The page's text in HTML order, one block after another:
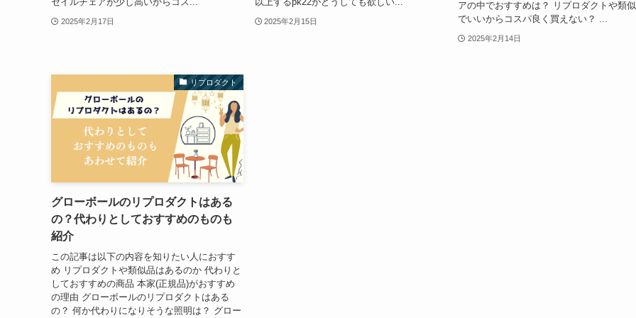
2025年2月17日 2025年2月15日
アの中でおすすめは？ リプロダクトや類
でいいからコスパ良く買えない？ ...
2025年2月14日
リプロダクト
グローボールのリプロダクトはある
の？代わりとしておすすめのものも
紹介
この記事は以下の内容を知りたい人におすす
め リプロダクトや類似品はあるのか 代わりと
しておすすめの商品 本家(正規品)がおすすめ
の理由 グローボールのリプロダクトはある
の？ 何か代わりになりそうな照明は？ グロー